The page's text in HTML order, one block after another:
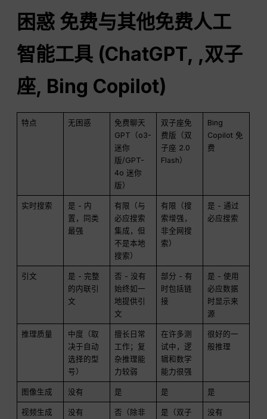
困惑 免费与其他免费人工
智能工具 (ChatGPT, ,双子
座, Bing Copilot)
特点 无困惑
免费聊天
GPT（o3-
迷你
版/GPT-
4o 迷你
版）
双子座免
费版（双
子座 2.0
Flash）
Bing
Copilot 免
费
实时搜索
是 - 内
置，同类
最强
有限（与
必应搜索
集成，但
不是本地
搜索）
有限（搜
索增强，
非全网搜
索）
是 - 通过
必应搜索
引文
是 - 完整
的内联引
文
否 - 没有
始终如一
地提供引
文
部分 - 有
时包括链
接
是 - 使用
必应数据
时显示来
源
推理质量
中度（取
决于自动
选择的型
号）
擅长日常
工作；复
杂推理能
力较弱
在许多测
试中，逻
辑和数学
能力很强
很好的一
般推理
图像生成 没有 是 是 是
视频生成 没有
否（除非
是（双子
没有